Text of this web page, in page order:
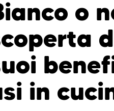
o
in